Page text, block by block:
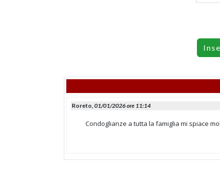
Roreto,01/01/2026 ore 11:14
Condoglianze a tutta la famiglia mi spiace